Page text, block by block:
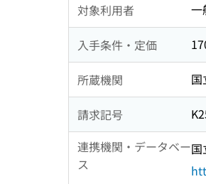
対象利用者 一
入手条件・定価
所蔵機関
請求記号
連携機関・データベー
ス
国